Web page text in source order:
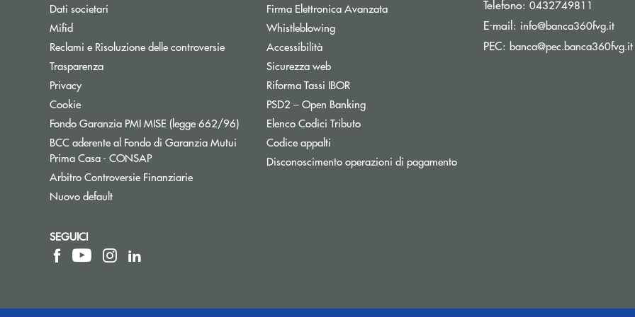
Dati societari
Mifid
Reclami e Risoluzione delle controversie
Trasparenza
Privacy
Cookie
Fondo Garanzia PMI MISE (legge 662/96)Apre una nuova finestra
BCC aderente al Fondo di Garanzia Mutui
Prima Casa - CONSAPApre una nuova finestra
Arbitro Controversie FinanziarieApre una nuova finestra
Nuovo default
Firma Elettronica Avanzata
WhistleblowingApre una nuova finestra
Accessibilità
Sicurezza web
Riforma Tassi IBORApre una nuova finestra
PSD2 – Open BankingApre una nuova finestra
Elenco Codici TributoApre una nuova finestra
Codice appalti
Disconoscimento operazioni di pagamento
Telefono: 0432749811
E-mail: info@banca360fvg.it(si
PEC: banca@pec.banca360fvg.it
SEGUICI